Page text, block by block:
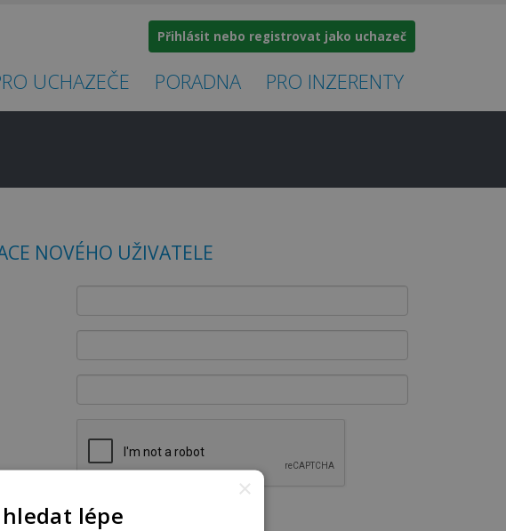
Přihlásit nebo registrovat jako uchazeč
UCHAZEČE PORADNA PRO INZERENTY
NOVÉHO UŽIVATELE
×
hledat lépe